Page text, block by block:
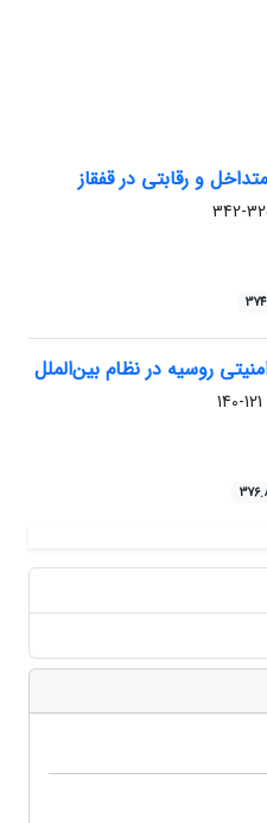
و رقابتی در قفقاز
325-
روسیه در نظام بین‌الملل
121-140